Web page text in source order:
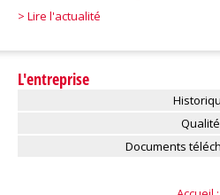
> Lire l'actualité
L'entreprise
Qualité
Documents